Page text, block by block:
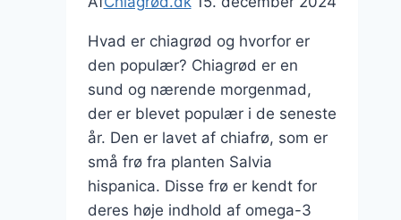
Hvad er chiagrød og hvorfor er
den populær? Chiagrød er en
sund og nærende morgenmad,
der er blevet populær i de seneste
år. Den er lavet af chiafrø, som er
små frø fra planten Salvia
hispanica. Disse frø er kendt for
deres høje indhold af omega-3